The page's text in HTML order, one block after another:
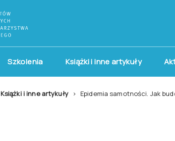
Szkolenia Książki i inne artykuły
Książki i inne artykuły Epidemia samotności. Jak